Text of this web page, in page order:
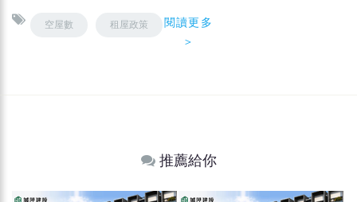
空屋數 租屋政策
閱讀更多
＞
推薦給你